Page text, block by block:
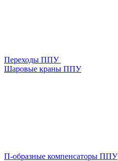
Переходы ППУ
Шаровые краны ППУ
П-образные компенсаторы ППУ